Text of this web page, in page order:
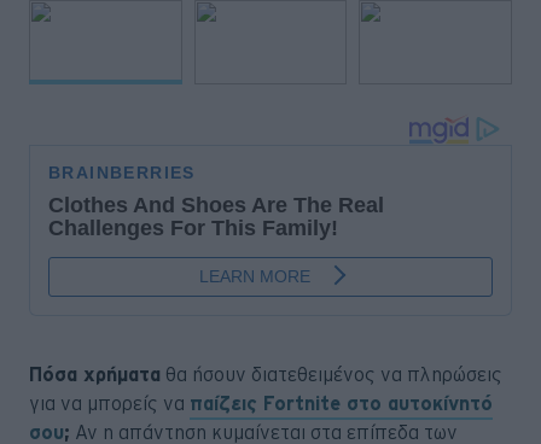
Πόσα χρήματα θα ήσουν διατεθειμένος να πληρώσεις
για να μπορείς να παίζεις Fortnite στο αυτοκίνητό
σου; Αν η απάντηση κυμαίνεται στα επίπεδα των